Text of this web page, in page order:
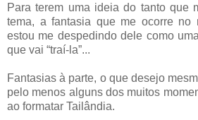
Para terem uma ideia do tanto que
tema, a fantasia que me ocorre no
estou me despedindo dele como
que vai “traí-la”...
Fantasias à parte, o que desejo
pelo menos alguns dos muitos
ao formatar Tailândia.